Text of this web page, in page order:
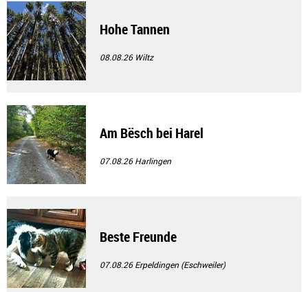
Hohe Tannen
08.08.26 Wiltz
Am Bësch bei Harel
07.08.26Harlingen
Beste Freunde
07.08.26Erpeldingen (Eschweiler)